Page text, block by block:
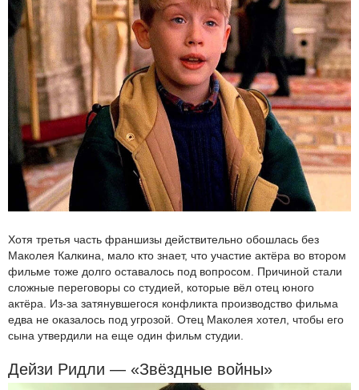
Хотя третья часть франшизы действительно обошлась без
Маколея Калкина, мало кто знает, что участие актёра во втором
фильме тоже долго оставалось под вопросом. Причиной стали
сложные переговоры со студией, которые вёл отец юного
актёра. Из-за затянувшегося конфликта производство фильма
едва не оказалось под угрозой. Отец Маколея хотел, чтобы его
сына утвердили на еще один фильм студии.
Дейзи Ридли — «Звёздные войны»